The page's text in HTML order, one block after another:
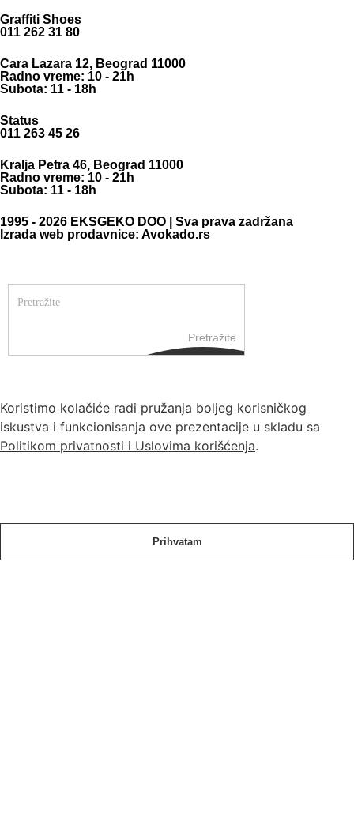
Graffiti Shoes
011 262 31 80
Cara Lazara 12, Beograd 11000
Radno vreme: 10 - 21h
Subota: 11 - 18h
Status
011 263 45 26
Kralja Petra 46, Beograd 11000
Radno vreme: 10 - 21h
Subota: 11 - 18h
1995 - 2026 EKSGEKO DOO | Sva prava zadržana
Izrada web prodavnice: Avokado.rs
Pretražite
Koristimo kolačiće radi pružanja boljeg korisničkog
iskustva i funkcionisanja ove prezentacije u skladu sa
Politikom privatnosti i Uslovima korišćenja.
Prihvatam